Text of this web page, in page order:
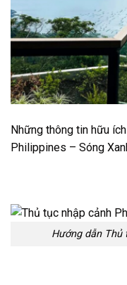
Những thông tin hữu
Philippines – Sóng
Hướng dẫn Thủ